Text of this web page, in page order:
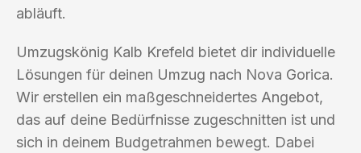
abläuft.
Umzugskönig Kalb Krefeld bietet dir individuelle
Lösungen für deinen Umzug nach Nova Gorica.
Wir erstellen ein maßgeschneidertes Angebot,
das auf deine Bedürfnisse zugeschnitten ist und
sich in deinem Budgetrahmen bewegt. Dabei